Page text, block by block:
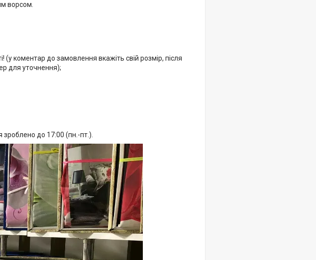
ворсом.
(у коментар до замовлення вкажіть свій розмір, після
для уточнення);
до 17:00 (пн.-пт.).